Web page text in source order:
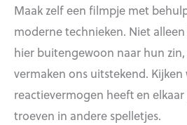
Maak zelf een filmpje met
moderne technieken. Niet
hier buitengewoon naar hun
vermaken ons uitstekend.
reactievermogen heeft en
troeven in andere spelletjes.